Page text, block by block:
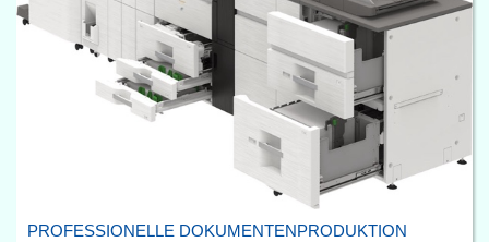
PROFESSIONELLE DOKUMENTENPRODUKTION